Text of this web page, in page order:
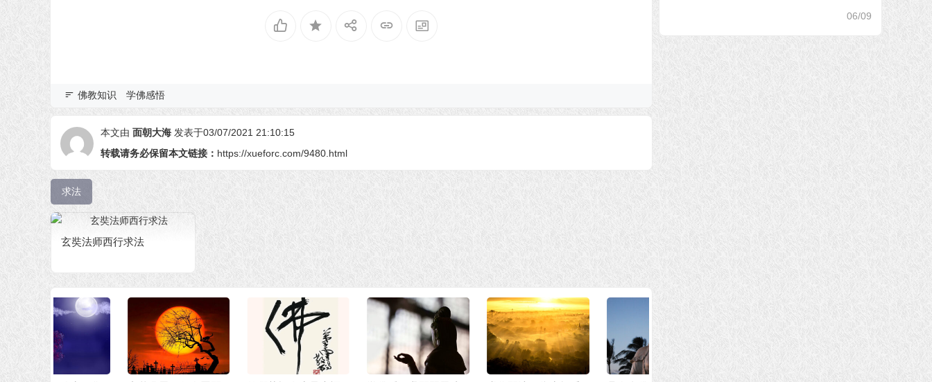
佛教知识 学佛感悟
本文由 面朝大海 发表于03/07/2021 21:10:15
转载请务必保留本文链接： https://xueforc.com/9480.html
求法
玄奘法师西行求法
06/09